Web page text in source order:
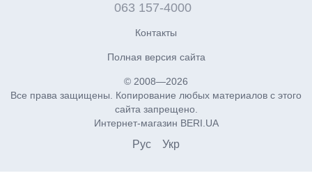
063 157-4000
Контакты
Полная версия сайта
© 2008—2026
Все права защищены. Копирование любых материалов с этого
сайта запрещено.
Интернет-магазин BERI.UA
Рус Укр